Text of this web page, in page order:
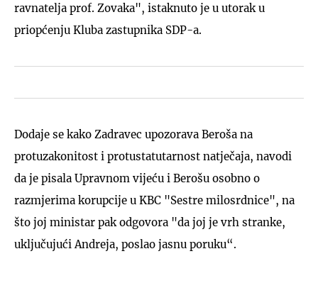
ravnatelja prof. Zovaka", istaknuto je u utorak u
priopćenju Kluba zastupnika SDP-a.
Dodaje se kako Zadravec upozorava Beroša na
protuzakonitost i protustatutarnost natječaja, navodi
da je pisala Upravnom vijeću i Berošu osobno o
razmjerima korupcije u KBC "Sestre milosrdnice", na
što joj ministar pak odgovora "da joj je vrh stranke,
uključujući Andreja, poslao jasnu poruku“.